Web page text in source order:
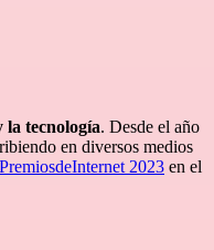
la tecnología. Desde el año
en diversos medios
PremiosdeInternet 2023 en el